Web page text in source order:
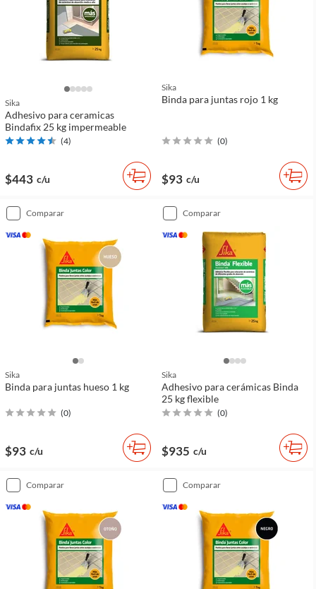
Sika
Adhesivo para ceramicas
Bindafix 25 kg impermeable
(4)
$443 c/u
Sika
Binda para juntas rojo 1 kg
(0)
$93 c/u
comparar
Sika
Binda para juntas hueso 1 kg
(0)
$93 c/u
comparar
Sika
Adhesivo para cerámicas Binda
25 kg flexible
(0)
$935 c/u
comparar comparar